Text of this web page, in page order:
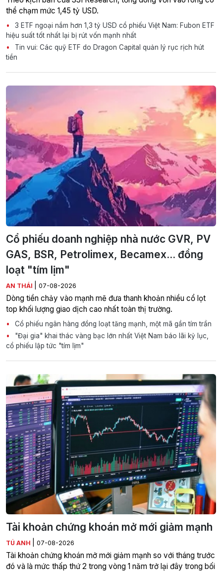
thể chạm mức 1,45 tỷ USD.
3 ETF ngoại nắm hơn 1,3 tỷ USD cổ phiếu Việt Nam: Fubon ETF
hiệu suất tốt nhất lại bị rút vốn mạnh nhất
Tin vui: Các quỹ ETF do Dragon Capital quản lý rục rịch hút
tiền
Cổ phiếu doanh nghiệp nhà nước GVR, PV
GAS, BSR, Petrolimex, Becamex... đồng
loạt "tím lịm"
AN THÁI 07-08-2026
Dòng tiền chảy vào mạnh mẽ đưa thanh khoản nhiều cổ lọt
top khối lượng giao dịch cao nhất toàn thị trường.
Cổ phiếu ngân hàng đồng loạt tăng mạnh, một mã gần tím trần
"Đại gia" khai thác vàng bạc lớn nhất Việt Nam báo lãi kỷ lục,
cổ phiếu lập tức "tím lịm"
Tài khoản chứng khoán mở mới giảm mạnh
TÚ ANH 07-08-2026
Tài khoản chứng khoán mở mới giảm mạnh so với tháng trước
đó và là mức thấp thứ 2 trong vòng 1 năm trở lại đây trong bối